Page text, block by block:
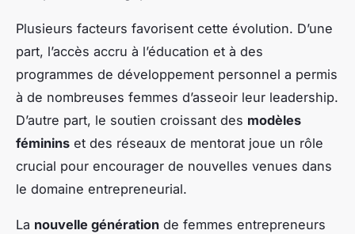
Plusieurs facteurs favorisent cette évolution. D’une
part, l’accès accru à l’éducation et à des
programmes de développement personnel a permis
à de nombreuses femmes d’asseoir leur leadership.
D’autre part, le soutien croissant des modèles
féminins et des réseaux de mentorat joue un rôle
crucial pour encourager de nouvelles venues dans
le domaine entrepreneurial.
La nouvelle génération de femmes entrepreneurs